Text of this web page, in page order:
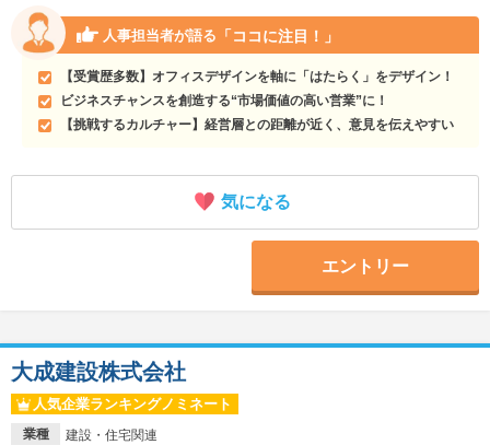
人事担当者が語る 「ココに注目！」
【受賞歴多数】オフィスデザインを軸に「はたらく」をデザイン！
ビジネスチャンスを創造する“市場価値の高い営業”に！
【挑戦するカルチャー】経営層との距離が近く、意見を伝えやすい
気になる
エントリー
業種
建設・住宅関連
大成建設株式会社
人気企業ランキングノミネート